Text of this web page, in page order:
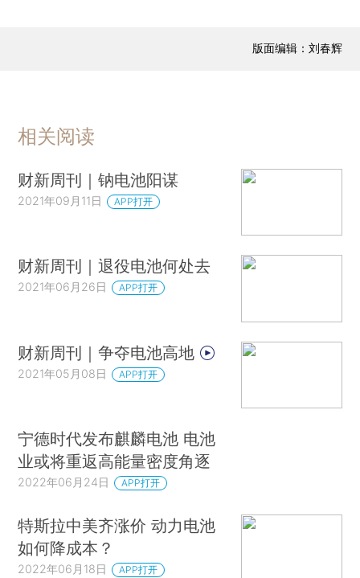
版面编辑：刘春辉
相关阅读
财新周刊｜钠电池阳谋
2021年09月11日 APP打开
财新周刊｜退役电池何处去
2021年06月26日 APP打开
财新周刊｜争夺电池高地
2021年05月08日 APP打开
宁德时代发布麒麟电池 电池
业或将重返高能量密度角逐
2022年06月24日 APP打开
特斯拉中美齐涨价 动力电池
如何降成本？
2022年06月18日 APP打开